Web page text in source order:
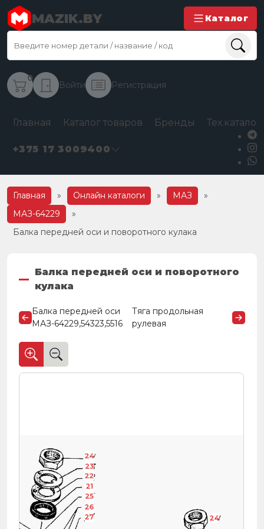
MAZIK.BY Каталог
0
Войти Регистрация
Главная Каталог товаров Бренды
+375 17 3009400
Главная » Онлайн каталоги » МАЗ
»
МАЗ-64229
»
Балка передней оси и поворотного кулака
Балка передней оси и поворотного
кулака
Балка передней оси
МАЗ-64229,54323,5516
Тяга продольная
рулевая
27
21
22
23
24
24
25
26